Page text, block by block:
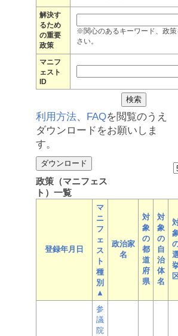
解決す
るため
の重要
政策
※関心のあるキーワード、政
さい。
マニフ
ェスト
ID
利用方法、 FAQを閲覧のうえ
ダウンロードをお願いしま
す。
政策（マニフェス
ト）一覧
登録年月日
マ
ニ
フ
ェ
ス
ト
種
別
▲
政治家
名
対
象
の
都
道
府
県
対
象
の
自
治
体
名
参
議
院